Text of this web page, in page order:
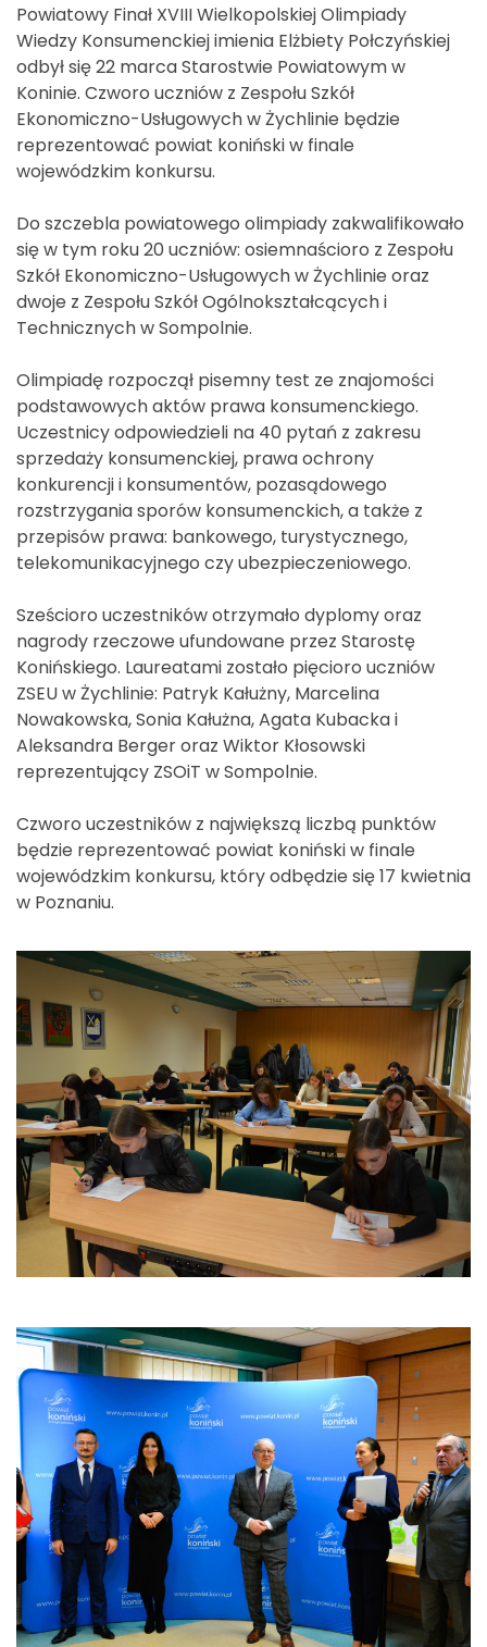
Powiatowy Finał XVIII Wielkopolskiej Olimpiady
Wiedzy Konsumenckiej imienia Elżbiety Połczyńskiej
odbył się 22 marca Starostwie Powiatowym w
Koninie. Czworo uczniów z Zespołu Szkół
Ekonomiczno-Usługowych w Żychlinie będzie
reprezentować powiat koniński w finale
wojewódzkim konkursu.
Do szczebla powiatowego olimpiady zakwalifikowało
się w tym roku 20 uczniów: osiemnaścioro z Zespołu
Szkół Ekonomiczno-Usługowych w Żychlinie oraz
dwoje z Zespołu Szkół Ogólnokształcących i
Technicznych w Sompolnie.
Olimpiadę rozpoczął pisemny test ze znajomości
podstawowych aktów prawa konsumenckiego.
Uczestnicy odpowiedzieli na 40 pytań z zakresu
sprzedaży konsumenckiej, prawa ochrony
konkurencji i konsumentów, pozasądowego
rozstrzygania sporów konsumenckich, a także z
przepisów prawa: bankowego, turystycznego,
telekomunikacyjnego czy ubezpieczeniowego.
Sześcioro uczestników otrzymało dyplomy oraz
nagrody rzeczowe ufundowane przez Starostę
Konińskiego. Laureatami zostało pięcioro uczniów
ZSEU w Żychlinie: Patryk Kałużny, Marcelina
Nowakowska, Sonia Kałużna, Agata Kubacka i
Aleksandra Berger oraz Wiktor Kłosowski
reprezentujący ZSOiT w Sompolnie.
Czworo uczestników z największą liczbą punktów
będzie reprezentować powiat koniński w finale
wojewódzkim konkursu, który odbędzie się 17 kwietnia
w Poznaniu.